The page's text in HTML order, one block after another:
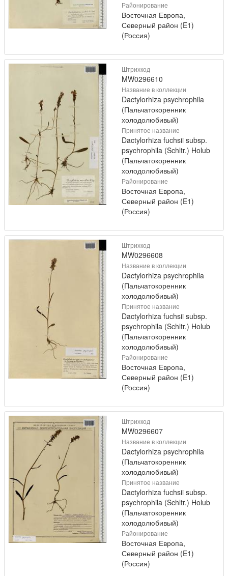
Районирование
Восточная Европа,
Северный район (E1)
(Россия)
Штрихкод
MW0296610
Название в коллекции
Dactylorhiza psychrophila
(Пальчатокоренник
холодолюбивый)
Принятое название
Dactylorhiza fuchsii subsp.
psychrophila (Schltr.) Holub
(Пальчатокоренник
холодолюбивый)
Районирование
Восточная Европа,
Северный район (E1)
(Россия)
Штрихкод
MW0296608
Название в коллекции
Dactylorhiza psychrophila
(Пальчатокоренник
холодолюбивый)
Принятое название
Dactylorhiza fuchsii subsp.
psychrophila (Schltr.) Holub
(Пальчатокоренник
холодолюбивый)
Районирование
Восточная Европа,
Северный район (E1)
(Россия)
Штрихкод
MW0296607
Название в коллекции
Dactylorhiza psychrophila
(Пальчатокоренник
холодолюбивый)
Принятое название
Dactylorhiza fuchsii subsp.
psychrophila (Schltr.) Holub
(Пальчатокоренник
холодолюбивый)
Районирование
Восточная Европа,
Северный район (E1)
(Россия)